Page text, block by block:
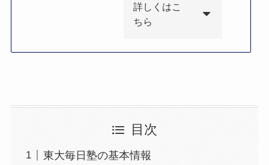
詳しくはこ
ちら
目次
東大毎日塾の基本情報